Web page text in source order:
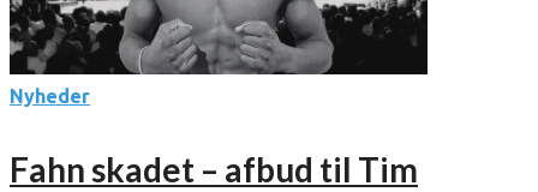
Nyheder
Fahn skadet – afbud til Tim